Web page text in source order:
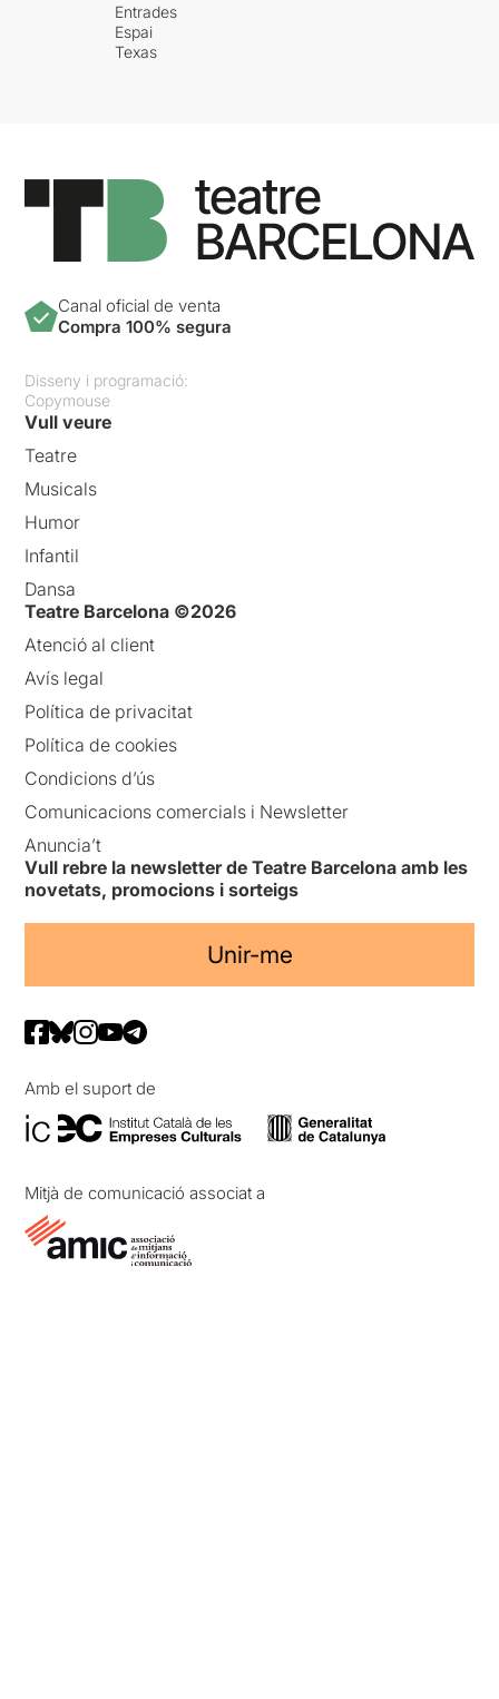
Entrades
Espai
Texas
Canal oficial de venta
Compra 100% segura
Disseny i programació:
Copymouse
Vull veure
Teatre
Musicals
Humor
Infantil
Dansa
Teatre Barcelona ©2026
Atenció al client
Avís legal
Política de privacitat
Política de cookies
Condicions d’ús
Comunicacions comercials i Newsletter
Anuncia’t
Vull rebre la newsletter de Teatre Barcelona amb les
novetats, promocions i sorteigs
Unir-me
Amb el suport de
Mitjà de comunicació associat a